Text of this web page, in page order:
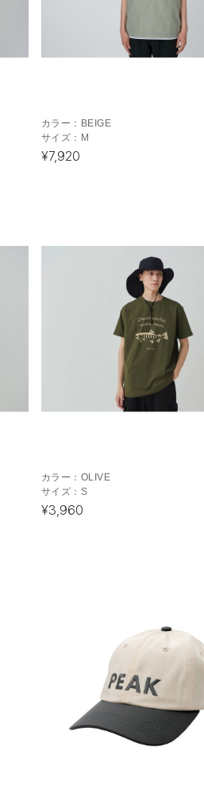
カラー： BEIGE
サイズ： M
¥7,920
カラー： OLIVE
サイズ： S
¥3,960